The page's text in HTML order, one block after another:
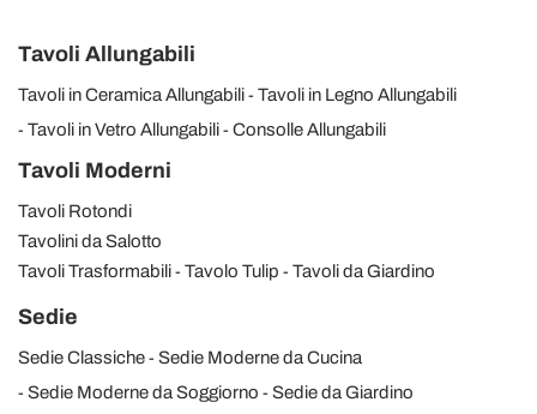
Tavoli Allungabili
Tavoli in Ceramica Allungabili
Tavoli in Legno Allungabili
Tavoli in Vetro Allungabili
Consolle Allungabili
Tavoli Moderni
Tavoli Rotondi
Tavolini da Salotto
Tavoli Trasformabili
Tavolo Tulip Tavoli da Giardino
Sedie
Sedie Classiche
Sedie Moderne da Cucina
Sedie Moderne da Soggiorno
Sedie da Giardino